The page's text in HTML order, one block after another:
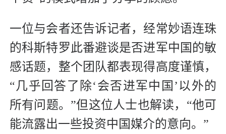
一位与会者还告诉记者，经常妙语连珠
的科斯特罗此番避谈是否进军中国的敏
感话题，整个团队都表现得高度谨慎，
“几乎回答了除‘会否进军中国’以外的
所有问题。”但这位人士也解读，“他可
能流露出一些投资中国媒介的意向。”